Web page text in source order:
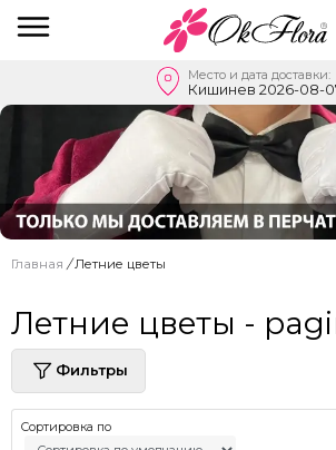
Место и дата доставки:
Кишинев 2026-08-
Главная / Летние цветы
Летние цветы -
Фильтры
Сортировка по